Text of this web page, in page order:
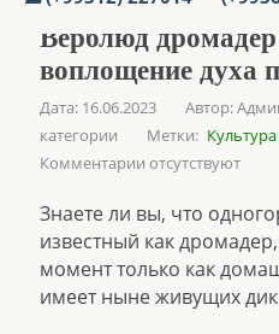
Верблюд
воплощение духа
Дата: 16.06.2023 Автор:
категории
Метки: Культура
Комментарии отсутствуют
Знаете ли вы, что
известный как
момент только как
имеет ныне живущих